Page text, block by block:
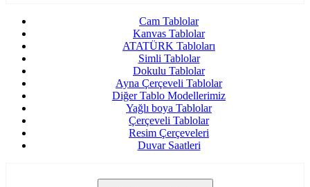
Cam Tablolar
Kanvas Tablolar
ATATÜRK Tabloları
Simli Tablolar
Dokulu Tablolar
Ayna Çerçeveli Tablolar
Diğer Tablo Modellerimiz
Yağlı boya Tablolar
Çerçeveli Tablolar
Resim Çerçeveleri
Duvar Saatleri